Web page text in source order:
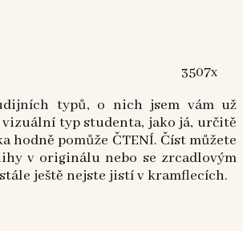
3507x
typů, o nich jsem vám už
vizuální typ studenta, jako já, určitě
hodně pomůže ČTENÍ. Číst můžete
v originálu nebo se zrcadlovým
ještě nejste jistí v kramflecích.